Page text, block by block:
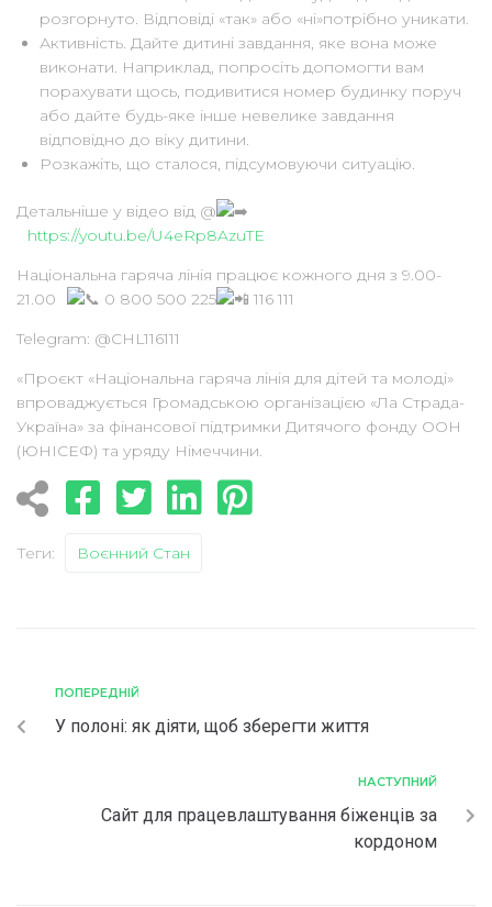
розгорнуто. Відповіді «так» або «ні»потрібно уникати.
Активність. Дайте дитині завдання, яке вона може
виконати. Наприклад, попросіть допомогти вам
порахувати щось, подивитися номер будинку поруч
або дайте будь-яке інше невелике завдання
відповідно до віку дитини.
Розкажіть, що сталося, підсумовуючи ситуацію.⠀
Детальніше у відео від @
https://youtu.be/U4eRp8AzuTE
Національна гаряча лінія працює кожного дня з 9.00-
21.00⠀
0 800 500 225
116 111
Telegram: @CHL116111⠀
«Проєкт «Національна гаряча лінія для дітей та молоді»
впроваджується Громадською організацією «Ла Страда-
Україна» за фінансової підтримки Дитячого фонду ООН
(ЮНІСЕФ) та уряду Німеччини.⠀
Теги: Воєнний Стан
ПОПЕРЕДНІЙ
У полоні: як діяти, щоб зберегти життя
НАСТУПНИЙ
Сайт для працевлаштування біженців за
кордоном